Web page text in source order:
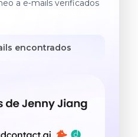
a e‑mails verificados
encontrados